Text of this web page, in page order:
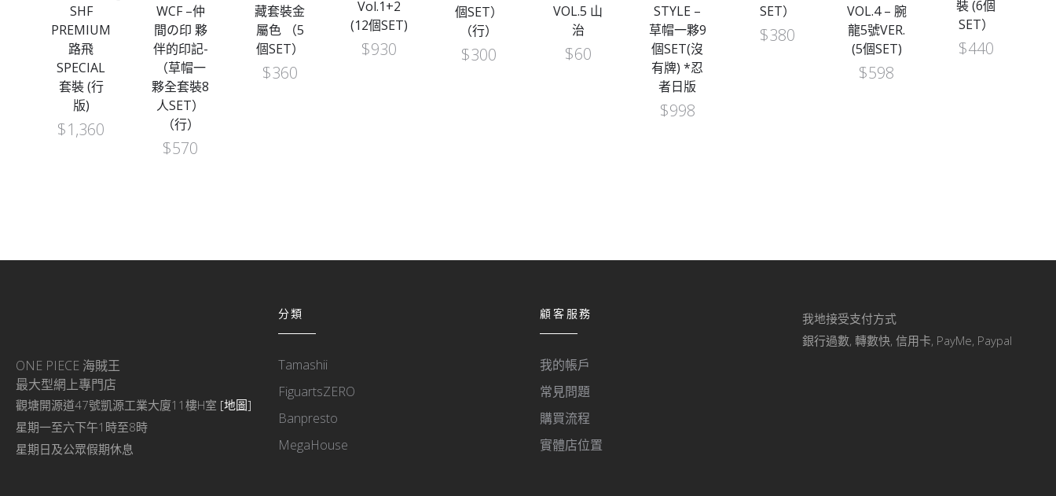
SHF
PREMIUM
路飛
SPECIAL
套裝 (行
版)
$1,360
WCF –仲
間の印 夥
伴的印記-
（草帽一
夥全套裝8
人SET）
（行）
$570
藏套裝金
屬色 （5
個SET）
$360
Vol.1+2
(12個SET)
$930
個SET）
（行）
$300
VOL.5 山
治
$60
STYLE –
草帽一夥9
個SET(沒
有牌) *忍
者日版
$998
SET）
$380
VOL.4 – 腕
龍5號VER.
(5個SET)
$598
裝 (6個
SET）
$440
ONE PIECE 海賊王
最大型網上專門店
觀塘開源道47號凱源工業大廈11樓H室 [地圖]
星期一至六下午1時至8時
星期日及公眾假期休息
分類
Tamashii
FiguartsZERO
Banpresto
MegaHouse
顧客服務
我的帳戶
常見問題
購買流程
實體店位置
我地接受支付方式
銀行過數, 轉數快, 信用卡, PayMe, Paypal